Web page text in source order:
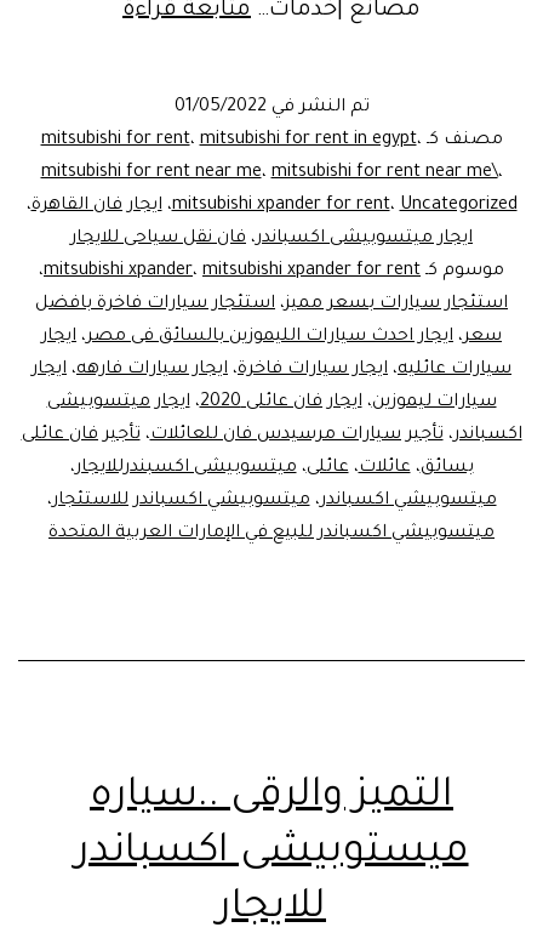
مصانع |خدمات… متابعة قراءة
مصر
تم النشر في 01/05/2022
مصنف كـ
mitsubishi for rent،mitsubishi for rent in egypt،
mitsubishi for rent near me،mitsubishi for rent near me\،
mitsubishi xpander for rent،Uncategorized ،ايجار فان القاهرة،
ايجار ميتسوبيشى اكسباندر، فان نقل سياحى للايجار
موسوم كـ
mitsubishi xpander، mitsubishi xpander for rent
،
استئجار سيارات بسعر مميز، استئجار سيارات فاخرة بافضل
سعر، ايجار احدث سيارات الليموزين بالسائق فى مصر، ايجار
سيارات عائليه، ايجار سيارات فاخرة، ايجار سيارات فارهه، ايجار
سيارات ليموزين،ايجار فان عائلى 2020 ،ايجار ميتسوبيشى
اكسباندر،تأجير سيارات مرسيدس فان للعائلات،تأجير فان عائلى
بسائق،عائلات،عائلى،ميتسوبيشى اكسبندرللايجار،
ميتسوبيشي اكسباندر،ميتسوبيشي اكسباندر للاستئجار،
ميتسوبيشي اكسباندر للبيع في الإمارات العربية المتحدة
التميز والرقى ..سياره
ميستوبيشى اكسباندر
للايجار